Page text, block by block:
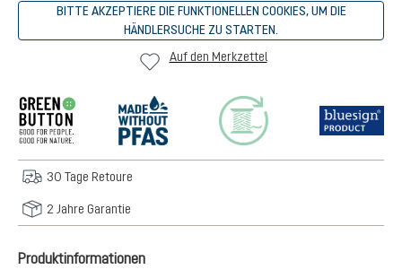
BITTE AKZEPTIERE DIE FUNKTIONELLEN COOKIES, UM DIE
HÄNDLERSUCHE ZU STARTEN.
Auf den Merkzettel
30 Tage Retoure
2 Jahre Garantie
Produktinformationen